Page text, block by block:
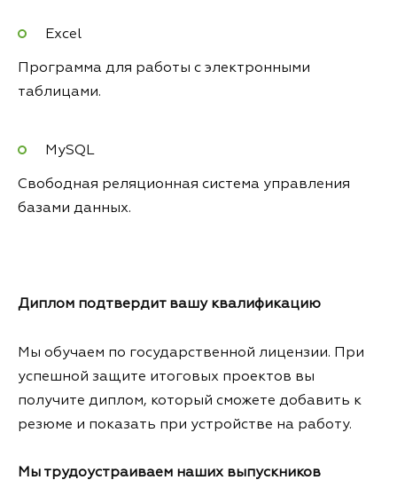
Excel
Программа для работы с электронными
таблицами.
MySQL
Свободная реляционная система управления
базами данных.
Диплом подтвердит вашу квалификацию
Мы обучаем по государственной лицензии. При
успешной защите итоговых проектов вы
получите диплом, который сможете добавить к
резюме и показать при устройстве на работу.
Мы трудоустраиваем наших выпускников